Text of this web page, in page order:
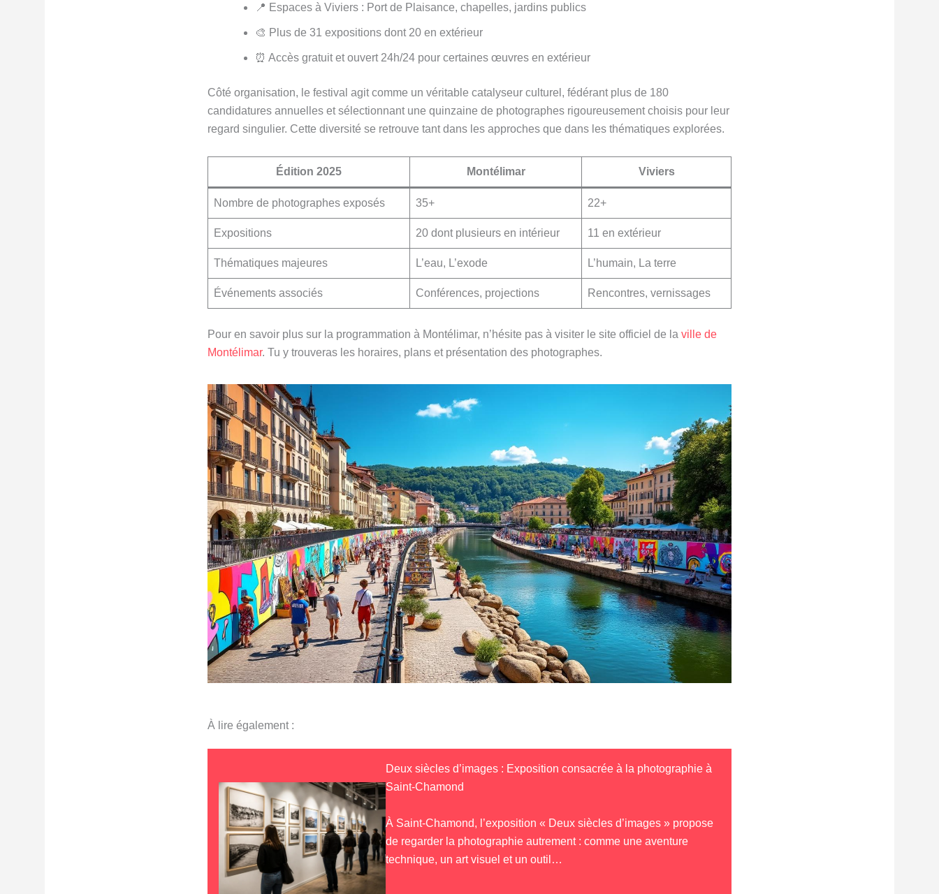
📍 Espaces à Viviers : Port de Plaisance, chapelles, jardins publics
🎨 Plus de 31 expositions dont 20 en extérieur
⏰ Accès gratuit et ouvert 24h/24 pour certaines œuvres en extérieur
Côté organisation, le festival agit comme un véritable catalyseur culturel, fédérant plus de 180
candidatures annuelles et sélectionnant une quinzaine de photographes rigoureusement choisis pour leur
regard singulier. Cette diversité se retrouve tant dans les approches que dans les thématiques explorées.
Édition 2025 Montélimar Viviers
Nombre de photographes exposés 35+ 22+
Expositions 20 dont plusieurs en intérieur 11 en extérieur
Thématiques majeures L’eau, L’exode L’humain, La terre
Événements associés Conférences, projections Rencontres, vernissages
Pour en savoir plus sur la programmation à Montélimar, n’hésite pas à visiter le site officiel de la ville de
Montélimar. Tu y trouveras les horaires, plans et présentation des photographes.
À lire également :
Deux siècles d’images : Exposition consacrée à la photographie à
Saint-Chamond
À Saint-Chamond, l’exposition « Deux siècles d’images » propose
de regarder la photographie autrement : comme une aventure
technique, un art visuel et un outil…